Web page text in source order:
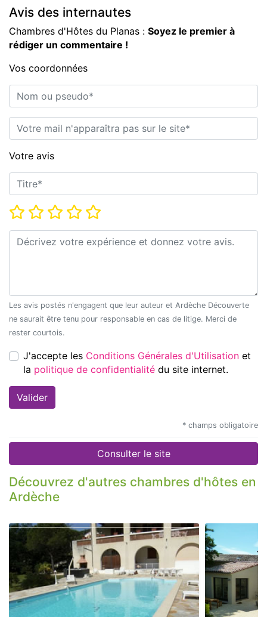
Avis des internautes
Chambres d'Hôtes du Planas : Soyez le premier à
rédiger un commentaire !
Vos coordonnées
Nom ou pseudo*
E-mail*
Votre avis
Titre*
Note*
Commentaire*
Les avis postés n'engagent que leur auteur et Ardèche Découverte
ne saurait être tenu pour responsable en cas de litige. Merci de
rester courtois.
J'accepte les Conditions Générales d'Utilisation et
la
politique de confidentialité du site internet.
* champs obligatoire
Consulter le site
Découvrez d'autres chambres d'hôtes en
Ardèche